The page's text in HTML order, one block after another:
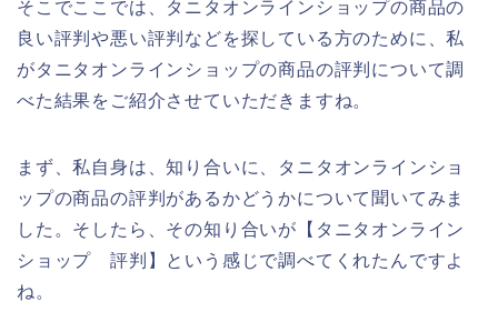
そこでここでは、タニタオンラインショップの商品の
良い評判や悪い評判などを探している方のために、私
がタニタオンラインショップの商品の評判について調
べた結果をご紹介させていただきますね。
まず、私自身は、知り合いに、タニタオンラインショ
ップの商品の評判があるかどうかについて聞いてみま
した。そしたら、その知り合いが【タニタオンライン
ショップ 評判】という感じで調べてくれたんですよ
ね。